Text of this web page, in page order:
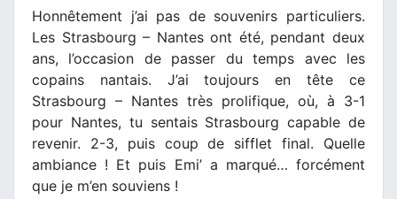
Honnêtement j’ai pas de souvenirs particuliers.
Les Strasbourg – Nantes ont été, pendant deux
ans, l’occasion de passer du temps avec les
copains nantais. J’ai toujours en tête ce
Strasbourg – Nantes très prolifique, où, à 3-1
pour Nantes, tu sentais Strasbourg capable de
revenir. 2-3, puis coup de sifflet final. Quelle
ambiance ! Et puis Emi’ a marqué… forcément
que je m’en souviens !